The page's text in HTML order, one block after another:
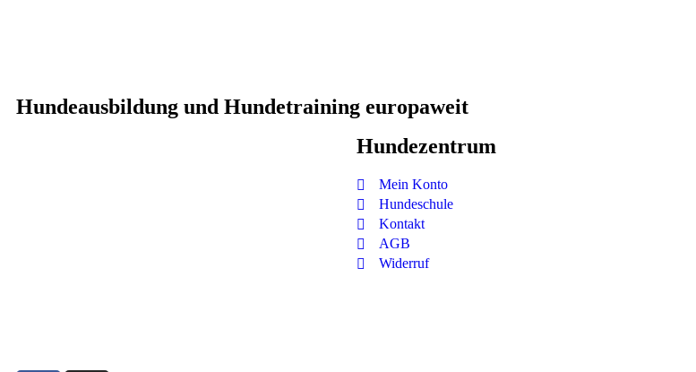
Hundeausbildung und Hundetraining europaweit
Hundezentrum
Mein Konto
Hundeschule
Kontakt
AGB
Widerruf